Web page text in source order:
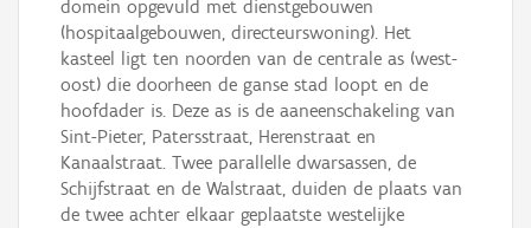
domein opgevuld met dienstgebouwen
(hospitaalgebouwen, directeurswoning). Het
kasteel ligt ten noorden van de centrale as (west-
oost) die doorheen de ganse stad loopt en de
hoofdader is. Deze as is de aaneenschakeling van
Sint-Pieter, Patersstraat, Herenstraat en
Kanaalstraat. Twee parallelle dwarsassen, de
Schijfstraat en de Walstraat, duiden de plaats van
de twee achter elkaar geplaatste westelijke